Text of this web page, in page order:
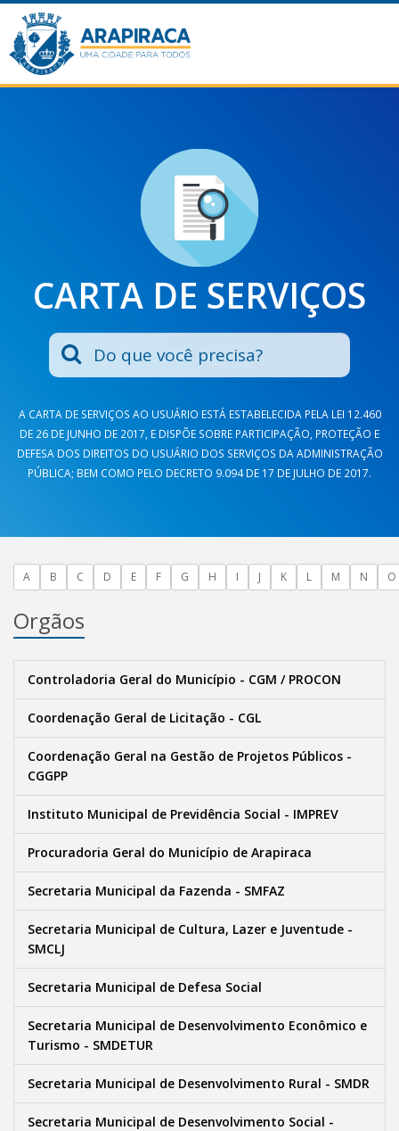
CARTA DE SERVIÇOS
A CARTA DE SERVIÇOS AO USUÁRIO ESTÁ ESTABELECIDA PELA LEI 12.460
DE 26 DE JUNHO DE 2017, E DISPÕE SOBRE PARTICIPAÇÃO, PROTEÇÃO E
DEFESA DOS DIREITOS DO USUÁRIO DOS SERVIÇOS DA ADMINISTRAÇÃO
PÚBLICA; BEM COMO PELO DECRETO 9.094 DE 17 DE JULHO DE 2017.
A B C D E F G H I J K L M N O
Orgãos
Controladoria Geral do Município - CGM / PROCON
Coordenação Geral de Licitação - CGL
Coordenação Geral na Gestão de Projetos Públicos -
CGGPP
Instituto Municipal de Previdência Social - IMPREV
Procuradoria Geral do Município de Arapiraca
Secretaria Municipal da Fazenda - SMFAZ
Secretaria Municipal de Cultura, Lazer e Juventude -
SMCLJ
Secretaria Municipal de Defesa Social
Secretaria Municipal de Desenvolvimento Econômico e
Turismo - SMDETUR
Secretaria Municipal de Desenvolvimento Rural - SMDR
Secretaria Municipal de Desenvolvimento Social -